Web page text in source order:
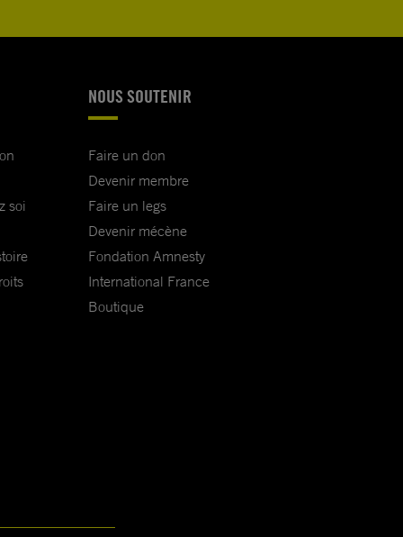
soi
NOUS SOUTENIR
Faire un don
Devenir membre
Faire un legs
Devenir mécène
Fondation Amnesty
International France
Boutique